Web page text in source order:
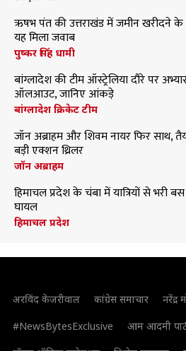
ऋषभ पंत की उत्तराखंड में जमीन खरीदने के
यह मिला जवाब
पुष्कर सिंह धामी
बांग्लादेश की टीम ऑस्ट्रेलिया दौरे पर
ऑलआउट, जानिए आंकड़े
बांग्लादेश क्रिकेट टीम
जॉन अब्राहम और शिवम नायर फिर साथ,
बड़ी एक्शन थ्रिलर
जॉन अब्राहम
हिमाचल प्रदेश के चंबा में यात्रियों से भरी
घायल
हिमाचल प्रदेश
अरविंद केजरीवाल कांग्रेस समाचार नरेंद्र
#NewsBytesExclusive
आम आदमी